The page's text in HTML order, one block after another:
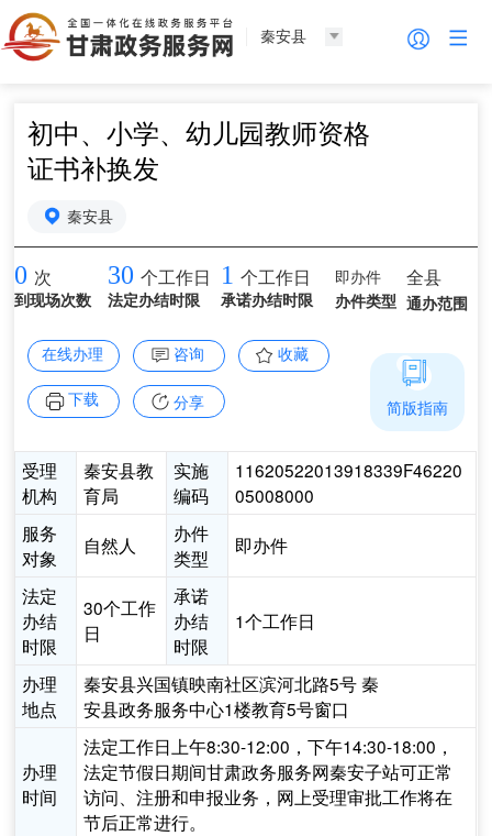
秦安县
初中、小学、幼儿园教师资格
证书补换发
秦安县
0 次
到现场次数
30 个工作日
法定办结时限
1 个工作日
承诺办结时限
即办件
办件类型
全县
通办范围
在线办理 咨询 收藏
下载 分享
受理
机构
秦安县教
育局
实施
编码
11620522013918339F46220
05008000
服务
对象
自然人
办件
类型
即办件
法定
办结
时限
30个工作
日
承诺
办结
时限
1个工作日
办理
地点
秦安县兴国镇映南社区滨河北路5号 秦
安县政务服务中心1楼教育5号窗口
办理
时间
法定工作日上午8:30-12:00，下午14:30-18:00，
法定节假日期间甘肃政务服务网秦安子站可正常
访问、注册和申报业务，网上受理审批工作将在
节后正常进行。
简版指南